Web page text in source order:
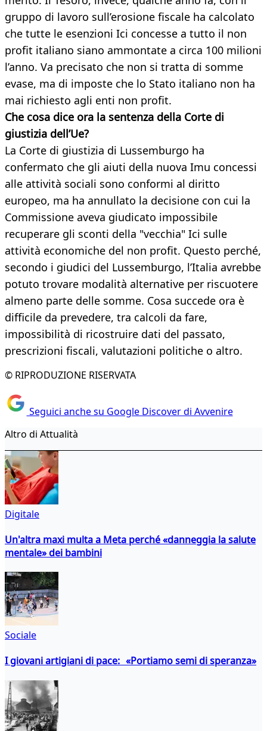
gruppo di lavoro sull’erosione fiscale ha calcolato
che tutte le esenzioni Ici concesse a tutto il non
profit italiano siano ammontate a circa 100 milioni
l’anno. Va precisato che non si tratta di somme
evase, ma di imposte che lo Stato italiano non ha
mai richiesto agli enti non profit.
Che cosa dice ora la sentenza della Corte di
giustizia dell’Ue?
La Corte di giustizia di Lussemburgo ha
confermato che gli aiuti della nuova Imu concessi
alle attività sociali sono conformi al diritto
europeo, ma ha annullato la decisione con cui la
Commissione aveva giudicato impossibile
recuperare gli sconti della "vecchia" Ici sulle
attività economiche del non profit. Questo perché,
secondo i giudici del Lussemburgo, l’Italia avrebbe
potuto trovare modalità alternative per riscuotere
almeno parte delle somme. Cosa succede ora è
difficile da prevedere, tra calcoli da fare,
impossibilità di ricostruire dati del passato,
prescrizioni fiscali, valutazioni politiche o altro.
© RIPRODUZIONE RISERVATA
Seguici anche su Google Discover di Avvenire
Altro di Attualità
Digitale
Un'altra maxi multa a Meta perché «danneggia la salute
mentale» dei bambini
Sociale
I giovani artigiani di pace: «Portiamo semi di speranza»